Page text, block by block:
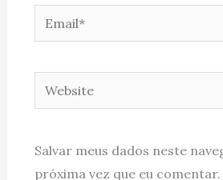
Website
Salvar meus dados neste
próxima vez que eu comentar.